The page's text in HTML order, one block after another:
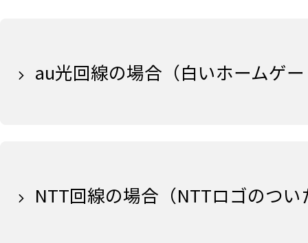
au光回線の場合（白いホームゲ
NTT回線の場合（NTTロゴのつ